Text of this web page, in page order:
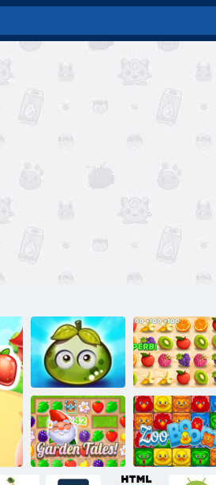
Kaland lédús
bogyók
Lédús kötőjel